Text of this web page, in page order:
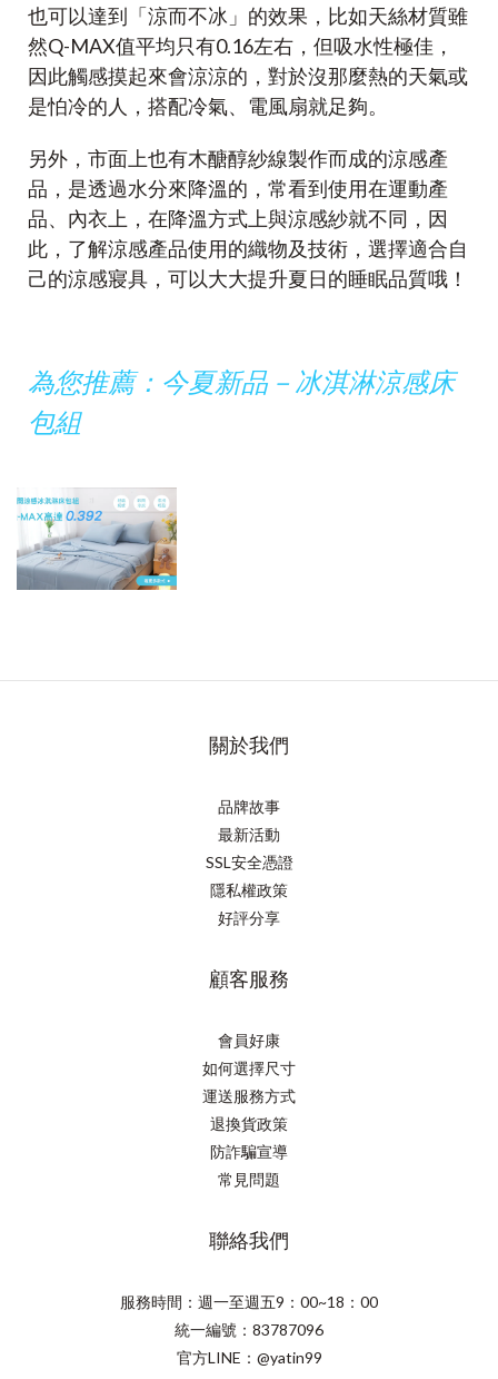
也可以達到「涼而不冰」的效果，比如天絲材質雖
然Q-MAX值平均只有0.16左右，但吸水性極佳，
因此觸感摸起來會涼涼的，對於沒那麼熱的天氣或
是怕冷的人，搭配冷氣、電風扇就足夠。
另外，市面上也有木醣醇紗線製作而成的涼感產
品，是透過水分來降溫的，常看到使用在運動產
品、內衣上，在降溫方式上與涼感紗就不同，因
此，了解涼感產品使用的織物及技術，選擇適合自
己的涼感寢具，可以大大提升夏日的睡眠品質哦！
為您推薦：今夏新品－冰淇淋涼感床
包組
關於我們
品牌故事
最新活動
SSL安全憑證
隱私權政策
好評分享
顧客服務
會員好康
如何選擇尺寸
運送服務方式
退換貨政策
防詐騙宣導
常見問題
聯絡我們
服務時間：週一至週五9：00~18：00
統一編號：83787096
官方LINE：@yatin99